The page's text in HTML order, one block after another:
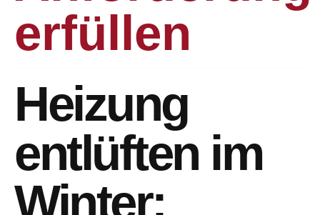
erfüllen
Heizung
entlüften im
Winter: